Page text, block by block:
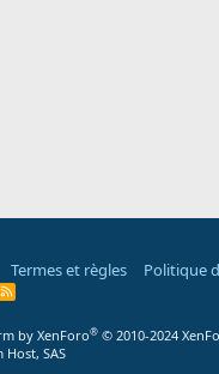
Termes et règles
Politique
R
by XenForo® © 2010-2024
SAS